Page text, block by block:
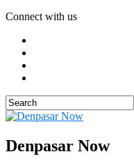
Connect with us
Denpasar Now